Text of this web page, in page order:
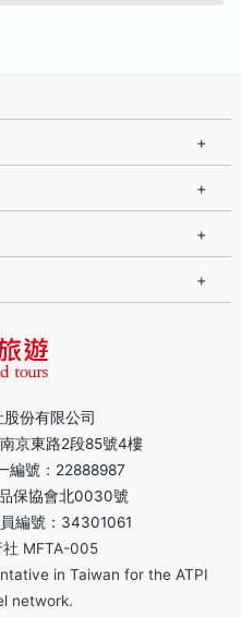
份有限公司
京東路2段85號4樓
編號：22888987
保協會北0030號
編號：34301061
社 MFTA-005
in Taiwan for the ATPI
network.